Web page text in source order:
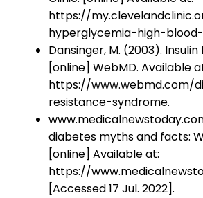
https://
hyperglycemia-high-
Dansinger, M. (2003). Insulin
[online] WebMD. Available
https://www.webmd.com/
resistance-syndrome.
diabetes myths and facts:
[online] Available at:
https://
[Accessed 17 Jul. 2022].